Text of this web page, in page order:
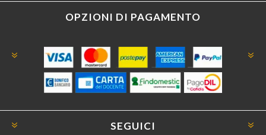
OPZIONI DI PAGAMENTO
SEGUICI